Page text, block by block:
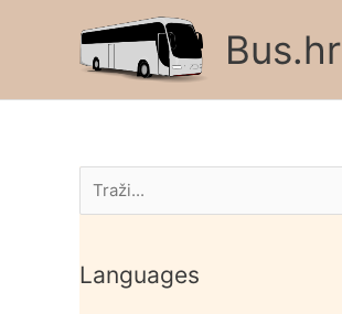
Bus.hr
Pretraga
Languages